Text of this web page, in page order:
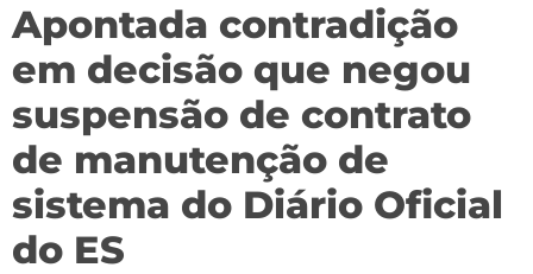
Apontada contradição
em decisão que negou
suspensão de contrato
de manutenção de
sistema do Diário Oficial
do ES